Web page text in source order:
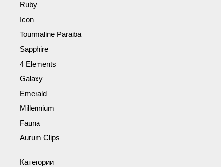
Ruby
Icon
Tourmaline Paraiba
Sapphire
4 Elements
Galaxy
Emerald
Millennium
Fauna
Aurum Clips
Категории